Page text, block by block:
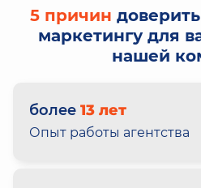
5 причин
маркетингу для
нашей
более 13 лет
Опыт работы агентства